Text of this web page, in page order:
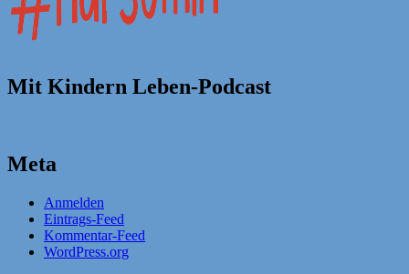
Mit Kindern Leben-Podcast
Meta
Anmelden
Eintrags-Feed
Kommentar-Feed
WordPress.org